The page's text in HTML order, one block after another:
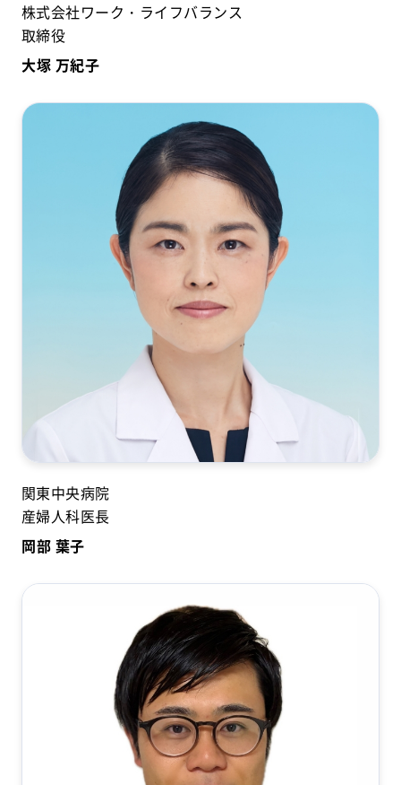
株式会社ワーク・ライフバランス
取締役
大塚 万紀子
関東中央病院
産婦人科医長
岡部 葉子